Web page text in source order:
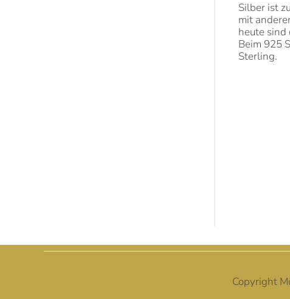
Silber ist
mit
heute sind
Beim 925
Sterling.
Copyright